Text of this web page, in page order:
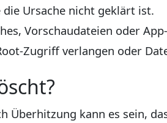
die Ursache nicht geklärt ist.
Vorschaudateien oder
Zugriff verlangen oder
kann es sein,